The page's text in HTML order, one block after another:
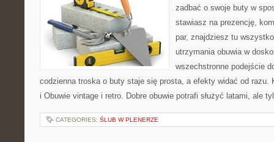
zadbać o swoje buty w
stawiasz na prezencję,
par, znajdziesz tu
utrzymania obuwia w
wszechstronne podejście
codzienna troska o buty staje się prosta, a efekty widać od razu.
i Obuwie vintage i retro. Dobre obuwie potrafi służyć latami, ale
CATEGORIES: ŚLUB W PLENERZE